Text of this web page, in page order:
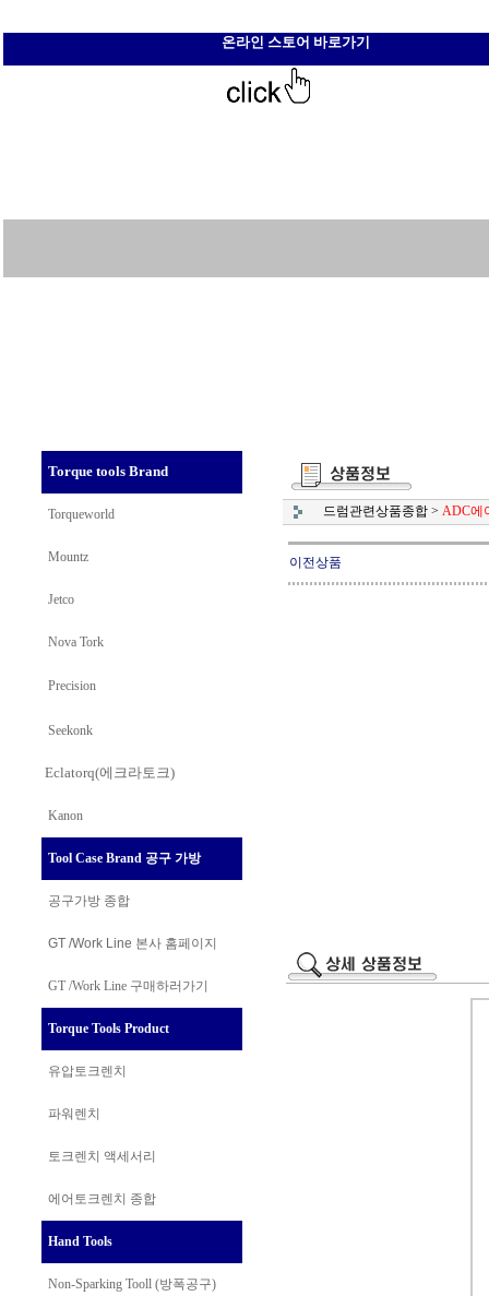
온라인 스토어 바로가기
Torque tools Brand
Torqueworld
Mountz
Jetco
Nova Tork
Precision
Seekonk
Eclatorq(에크라토크)
Kanon
Tool Case Brand 공구 가방
공구가방 종합
GT /Work Line 본사 홈페이지
GT /Work Line 구매하러가기
Torque Tools Product
유압토크렌치
파워렌치
토크렌치 액세서리
에어토크렌치 종합
Hand Tools
Non-Sparking Tooll (방폭공구)
드럼관련상품종합 > ADC에
이전상품